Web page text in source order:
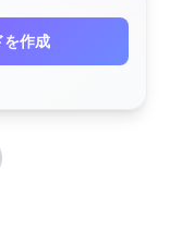
を作成